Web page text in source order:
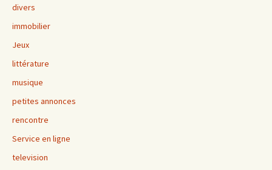
divers
immobilier
Jeux
littérature
musique
petites annonces
rencontre
Service en ligne
television